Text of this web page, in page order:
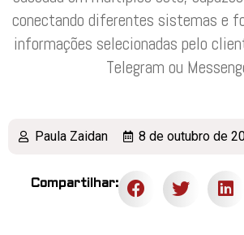
conectando diferentes sistemas e
informações selecionadas pelo
Telegram ou
Paula Zaidan 8 de outubro de
Compartilhar: